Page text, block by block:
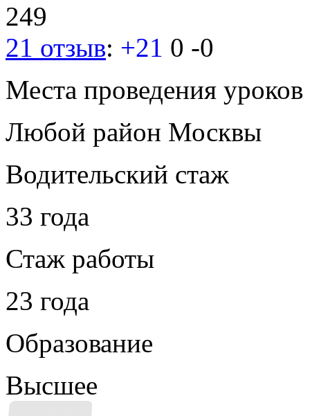
249
21 отзыв: +21 0 -0
Места проведения уроков
Любой район Москвы
Водительский стаж
33 года
Стаж работы
23 года
Образование
Высшее